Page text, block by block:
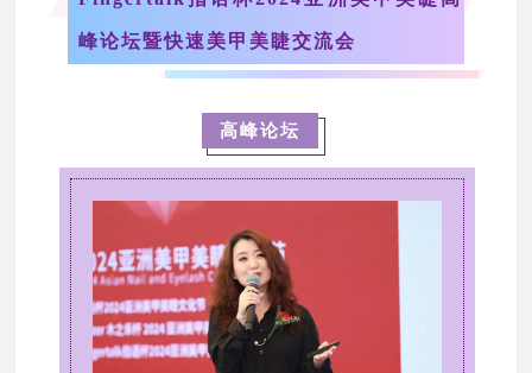
峰论坛暨快速美甲美睫交流会
高峰论坛